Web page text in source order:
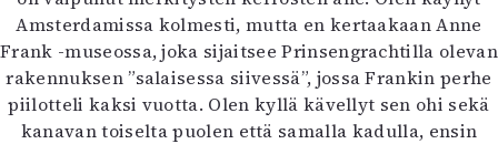
Amsterdamissa kolmesti, mutta en kertaakaan Anne
Frank -museossa, joka sijaitsee Prinsengrachtilla olevan
rakennuksen ”salaisessa siivessä”, jossa Frankin perhe
piilotteli kaksi vuotta. Olen kyllä kävellyt sen ohi sekä
kanavan toiselta puolen että samalla kadulla, ensin